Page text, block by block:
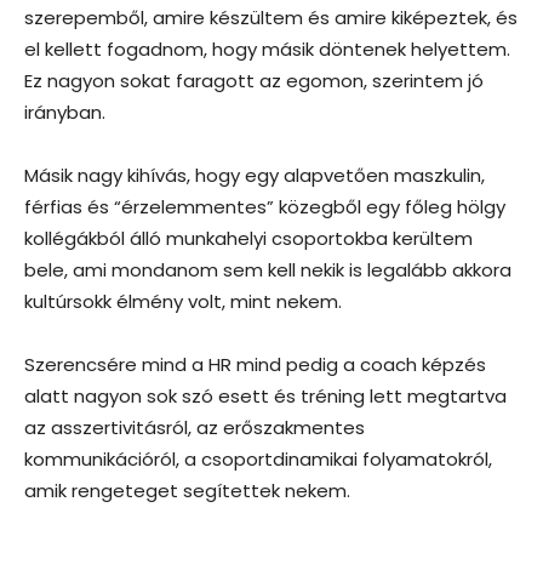
szerepemből, amire készültem és amire kiképeztek, és
el kellett fogadnom, hogy másik döntenek helyettem.
Ez nagyon sokat faragott az egomon, szerintem jó
irányban.
Másik nagy kihívás, hogy egy alapvetően maszkulin,
férfias és “érzelemmentes” közegből egy főleg hölgy
kollégákból álló munkahelyi csoportokba kerültem
bele, ami mondanom sem kell nekik is legalább akkora
kultúrsokk élmény volt, mint nekem.
Szerencsére mind a HR mind pedig a coach képzés
alatt nagyon sok szó esett és tréning lett megtartva
az asszertivitásról, az erőszakmentes
kommunikációról, a csoportdinamikai folyamatokról,
amik rengeteget segítettek nekem.